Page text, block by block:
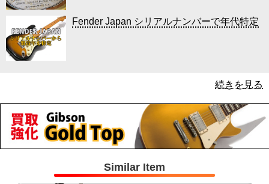
Fender Japan シリアルナンバーで年代特定
続きを見る
Similar Item